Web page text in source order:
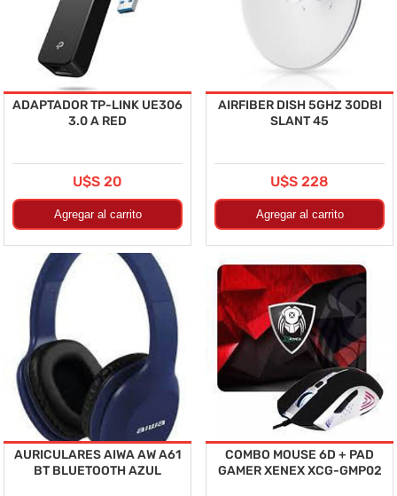
ADAPTADOR TP-LINK UE306
3.0 A RED
U$S 20
AIRFIBER DISH 5GHZ 30DBI
SLANT 45
U$S 228
AURICULARES AIWA AW A61
BT BLUETOOTH AZUL
COMBO MOUSE 6D + PAD
GAMER XENEX XCG-GMP02